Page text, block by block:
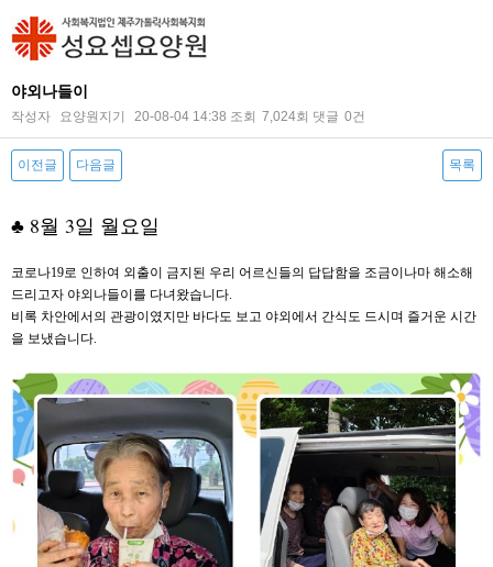
야외나들이
작성자 요양원지기 20-08-04 14:38 조회 7,024회 댓글 0건
이전글 다음글 목록
♣ 8월 3일 월요일
코로나19로 인하여 외출이 금지된 우리 어르신들의 답답함을 조금이나마 해소해
드리고자 야외나들이를 다녀왔습니다.
비록 차안에서의 관광이였지만 바다도 보고 야외에서 간식도 드시며 즐거운 시간
을 보냈습니다.